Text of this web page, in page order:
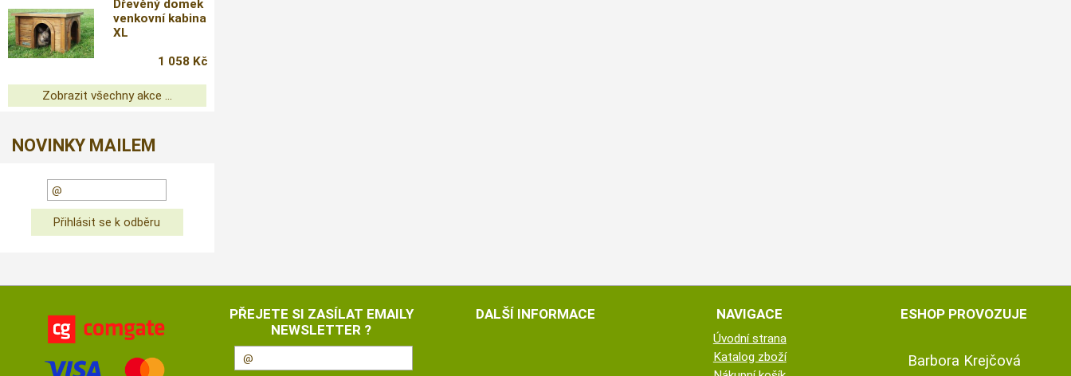
Dřevěný domek
venkovní kabina
XL
1 058 Kč
Zobrazit všechny akce ...
NOVINKY MAILEM
PŘEJETE SI ZASÍLAT EMAILY
NEWSLETTER ?
DALŠÍ INFORMACE NAVIGACE
Úvodní strana
Katalog zboží
ESHOP PROVOZUJE
Barbora Krejčová